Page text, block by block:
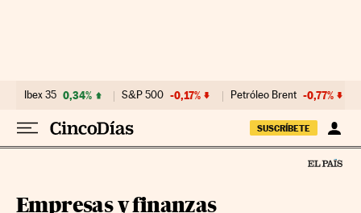
Ibex 35 0,34% S&P 500 -0,17% Petróleo Brent -0,77%
SUSCRÍBETE
Empresas y finanzas